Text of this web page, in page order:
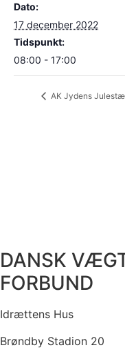
Dato:
17 december 2022
Tidspunkt:
08:00 - 17:00
AK Jydens
DANSK
FORBUND
Idrættens Hus
Brøndby Stadion 20